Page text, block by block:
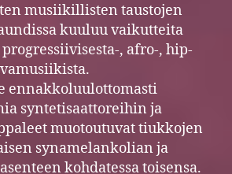
musiikillisten taustojen
kuuluu vaikutteita
, afro-, hip-
ennakkoluulottomasti
syntetisaattoreihin ja
muotoutuvat tiukkojen
synamelankolian ja
kohdatessa toisensa.